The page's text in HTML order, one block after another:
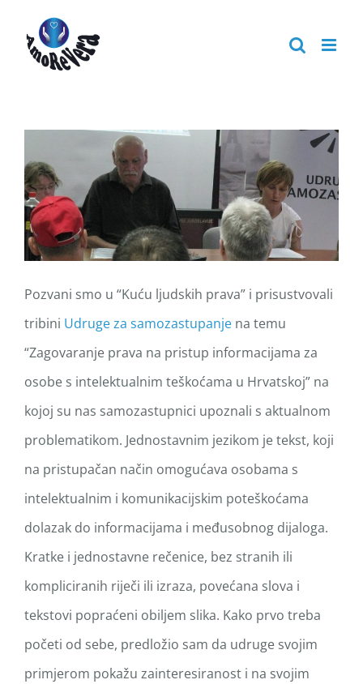
content
Pozvani smo u “Kuću ljudskih prava” i prisustvovali
tribini Udruge za samozastupanje na temu
“Zagovaranje prava na pristup informacijama za
osobe s intelektualnim teškoćama u Hrvatskoj” na
kojoj su nas samozastupnici upoznali s aktualnom
problematikom. Jednostavnim jezikom je tekst, koji
na pristupačan način omogućava osobama s
intelektualnim i komunikacijskim poteškoćama
dolazak do informacijama i međusobnog dijaloga.
Kratke i jednostavne rečenice, bez stranih ili
kompliciranih riječi ili izraza, povećana slova i
tekstovi popraćeni obiljem slika. Kako prvo treba
početi od sebe, predložio sam da udruge svojim
primjerom pokažu zainteresiranost i na svojim